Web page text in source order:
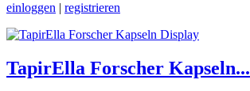
einloggen | registrieren
TapirElla Forscher Kapseln...